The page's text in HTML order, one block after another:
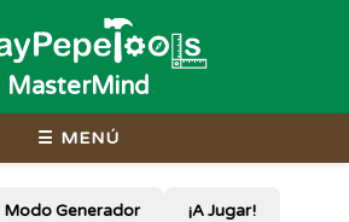
MasterMind
☰ MENÚ
Modo Generador ¡A Jugar!